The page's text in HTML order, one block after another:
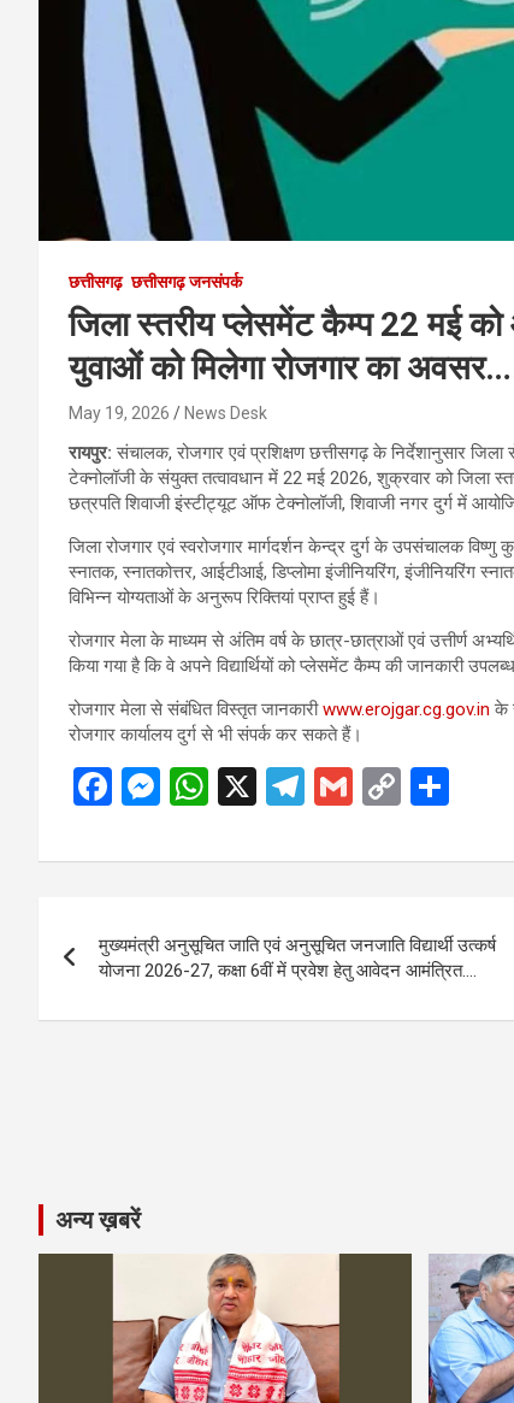
छत्तीसगढ़ छत्तीसगढ़ जनसंपर्क
जिला स्तरीय प्लेसमेंट कैम्प 22 मई को
युवाओं को मिलेगा रोजगार का
May 19, 2026 News Desk
रायपुर:संचालक, रोजगार एवं प्रशिक्षण छत्तीसगढ़ के निर्देशानुसार
टेक्नोलॉजी के संयुक्त तत्वावधान में 22 मई 2026, शुक्रवार को जिला
छत्रपति शिवाजी इंस्टीट्यूट ऑफ टेक्नोलॉजी, शिवाजी नगर दुर्ग में
जिला रोजगार एवं स्वरोजगार मार्गदर्शन केन्द्र दुर्ग के उपसंचालक
स्नातक, स्नातकोत्तर, आईटीआई, डिप्लोमा इंजीनियरिंग, इंजीनियरिंग
विभिन्न योग्यताओं के अनुरूप रिक्तियां प्राप्त हुई हैं।
रोजगार मेला के माध्यम से अंतिम वर्ष के छात्र-छात्राओं एवं उत्तीर्ण
किया गया है कि वे अपने विद्यार्थियों को प्लेसमेंट कैम्प की जानकारी
रोजगार मेला से संबंधित विस्तृत जानकारीwww.erojgar.cg.gov.in के
रोजगार कार्यालय दुर्ग से भी संपर्क कर सकते हैं।
F
ce
o
o
k
M
se
g
er
W
at
A
p
p
X
T
e
a
m
G
ail
C
py
n
k
ar
navigation
मुख्यमंत्री अनुसूचित जाति एवं अनुसूचित जनजाति विद्यार्थी उत्कर्ष
योजना 2026-27, कक्षा 6वीं में प्रवेश हेतु आवेदन आमंत्रित….
अन्य ख़बरें